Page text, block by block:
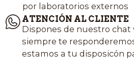
por laboratorios externos
ATENCIÓN AL CLIENTE
Dispones de nuestro
siempre te
estamos a tu disposicón